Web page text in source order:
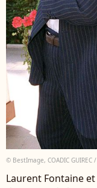
© BestImage, COADIC GUIREC /
Laurent Fontaine